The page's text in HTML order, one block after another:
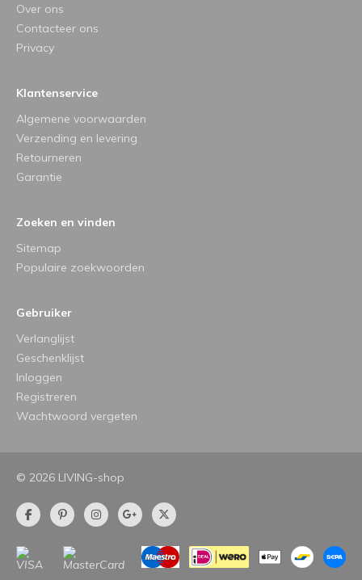
Over ons
Contacteer ons
Privacy
Klantenservice
Algemene voorwaarden
Verzending en levering
Retourneren
Garantie
Zoeken en vinden
Sitemap
Populaire zoekwoorden
Gebruiker
Verlanglijst
Geschenklijst
Inloggen
Registreren
Wachtwoord vergeten
© 2026 LIVING-shop